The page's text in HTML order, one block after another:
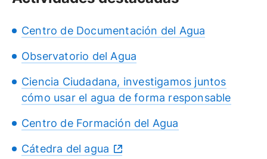
Centro de Documentación del Agua
Observatorio del Agua
Ciencia Ciudadana, investigamos juntos
cómo usar el agua de forma responsable
Centro de Formación del Agua
Cátedra del agua